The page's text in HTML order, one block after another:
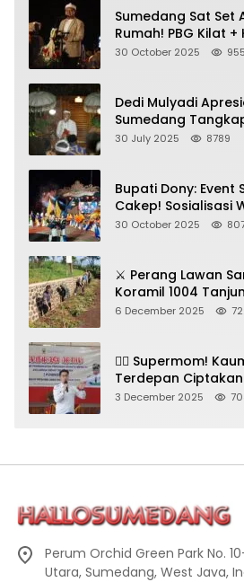
Sumedang Sat Set
Rumah! PBG Kilat +
Jadi Kunci!
30 October 2025
Dedi Mulyadi
Sumedang
Gadungan Pemeras
30 July 2025 8789
Bupati Dony: Event
Cakep! Sosialisasi
Seni Budaya!
30 October 2025
⚔️ Perang Lawan
Koramil 1004
Bersihkan Gorong-
6 December 2025
🦸‍♀️ Supermom!
Terdepan
Sumedang
3 December 2025
Perum Orchid Green Park No.
Utara, Sumedang, West Java,